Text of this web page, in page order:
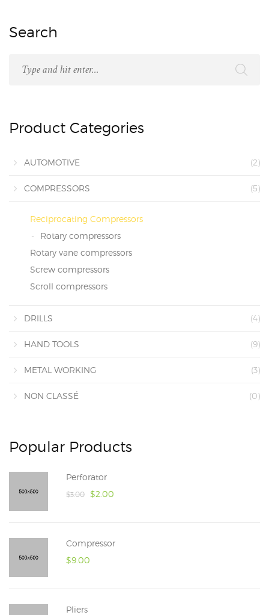
Search
Product Categories
AUTOMOTIVE (2)
COMPRESSORS (5)
Reciprocating Compressors
Rotary compressors
Rotary vane compressors
Screw compressors
Scroll compressors
DRILLS (4)
HAND TOOLS (9)
METAL WORKING (3)
NON CLASSÉ (0)
Popular Products
Perforator
$3.00 $2.00
Compressor
$9.00
Pliers